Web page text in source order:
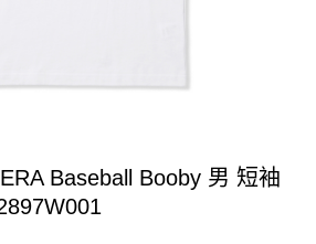
Baseball Booby 男 短袖